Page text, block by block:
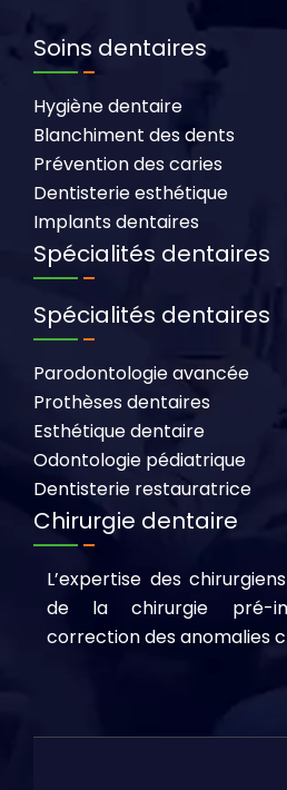
Soins dentaires
Hygiène dentaire
Blanchiment des dents
Prévention des caries
Dentisterie esthétique
Implants dentaires
Spécialités dentaires
Spécialités dentaires
Parodontologie avancée
Prothèses dentaires
Esthétique dentaire
Odontologie pédiatrique
Dentisterie restauratrice
Chirurgie dentaire
L’expertise des
de la chirurgie pré-
correction des anomalies